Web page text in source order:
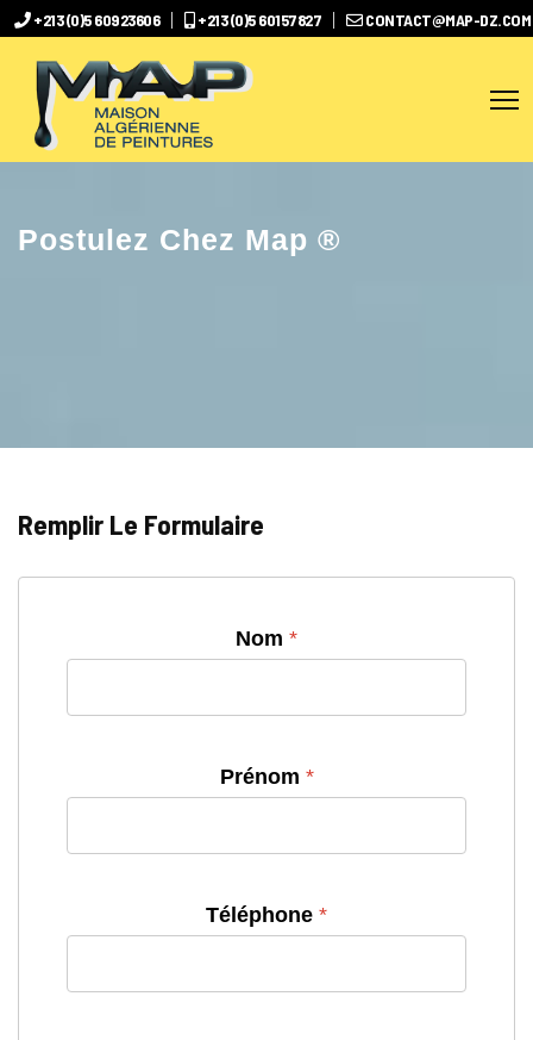
+213 (0)5 60923606 +213 (0)5 60157827 CONTACT@MAP-DZ.COM
Postulez Chez Map ®
Remplir Le Formulaire
Nom *
Prénom *
Téléphone *